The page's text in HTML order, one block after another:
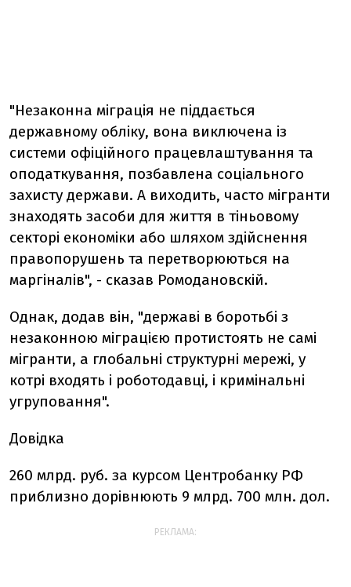
"Незаконна міграція не піддається
державному обліку, вона виключена із
системи офіційного працевлаштування та
оподаткування, позбавлена соціального
захисту держави. А виходить, часто мігранти
знаходять засоби для життя в тіньовому
секторі економіки або шляхом здійснення
правопорушень та перетворюються на
маргіналів", - сказав Ромодановскій.
Однак, додав він, "державі в боротьбі з
незаконною міграцією протистоять не самі
мігранти, а глобальні структурні мережі, у
котрі входять і роботодавці, і кримінальні
угруповання".
Довідка
260 млрд. руб. за курсом Центробанку РФ
приблизно дорівнюють 9 млрд. 700 млн. дол.
РЕКЛАМА: